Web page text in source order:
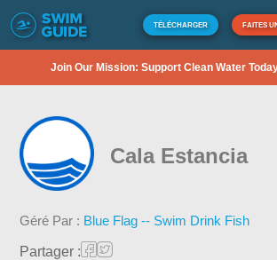
TÉLÉCHARGER FAITES
Join Our Mission: Support Clean Water
Cala Estancia
Géré Par : Blue Flag -- Swim Drink Fish
Partager :